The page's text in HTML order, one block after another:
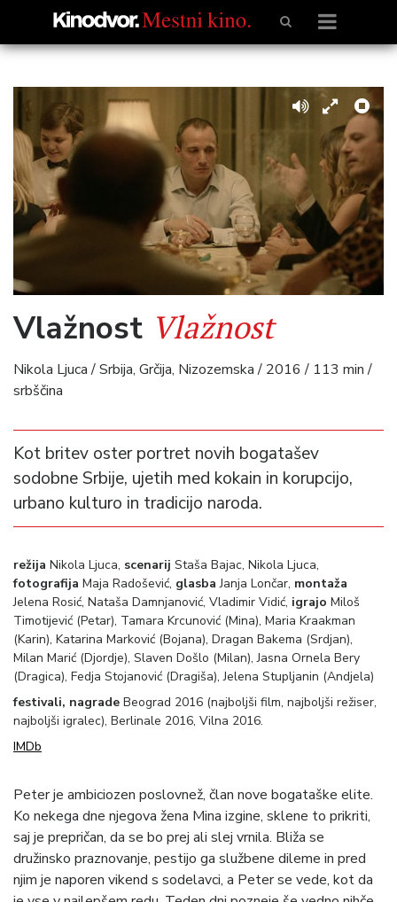
Vlažnost Vlažnost
Nikola Ljuca / Srbija, Grčija, Nizozemska / 2016 / 113 min /
srbščina
Kot britev oster portret novih bogatašev
sodobne Srbije, ujetih med kokain in korupcijo,
urbano kulturo in tradicijo naroda.
režija Nikola Ljuca, scenarij Staša Bajac, Nikola Ljuca,
fotografija Maja Radošević, glasbaJanja Lončar, montaža
Jelena Rosić, Nataša Damnjanović, Vladimir Vidić, igrajo Miloš
Timotijević (Petar), Tamara Krcunović (Mina), Maria Kraakman
(Karin), Katarina Marković (Bojana), Dragan Bakema (Srdjan),
Milan Marić (Djordje), Slaven Došlo (Milan), Jasna Ornela Bery
(Dragica), Fedja Stojanović (Dragiša), Jelena Stupljanin (Andjela)
festivali, nagrade Beograd 2016 (najboljši film, najboljši režiser,
najboljši igralec), Berlinale 2016, Vilna 2016.
IMDb
Peter je ambiciozen poslovnež, član nove bogataške elite.
Ko nekega dne njegova žena Mina izgine, sklene to prikriti,
saj je prepričan, da se bo prej ali slej vrnila. Bliža se
družinsko praznovanje, pestijo ga službene dileme in pred
njim je naporen vikend s sodelavci, a Peter se vede, kot da